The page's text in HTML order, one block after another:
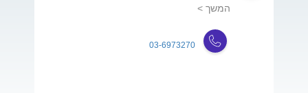
המשך >
03-6973270